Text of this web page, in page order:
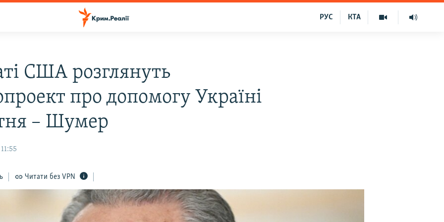
КТА
РУС
США розглянуть
про допомогу Україні
– Шумер
Читати без VPN